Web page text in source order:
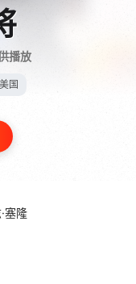
播放
美国
塞隆